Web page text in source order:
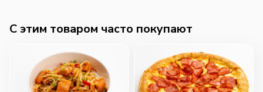
C этим товаром часто покупают